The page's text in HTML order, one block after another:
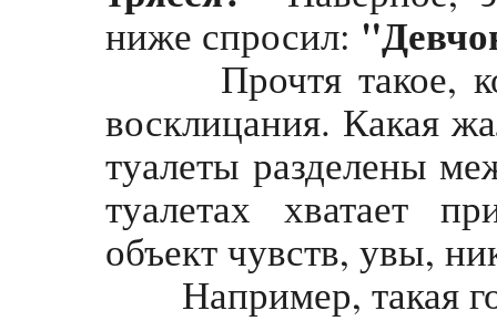
ниже спросил:
Прочтя такое,
восклицания. Какая
туалеты разделены
туалетах хватает
объект чувств, увы,
Например, такая